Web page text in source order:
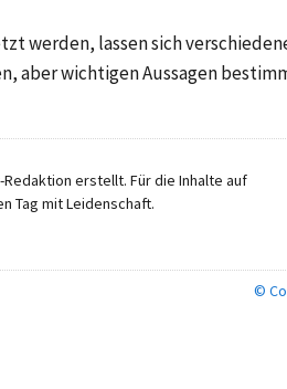
werden, lassen sich
aber wichtigen Aussagen
erstellt. Für die Inhalte auf
Tag mit Leidenschaft.
©